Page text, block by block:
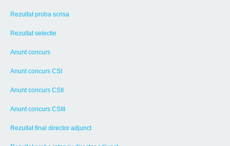
Rezultat proba scrisa
Rezultat selectie
Anunt concurs
Anunt concurs CSI
Anunt concurs CSII
Anunt concurs CSIII
Rezultat final director adjunct